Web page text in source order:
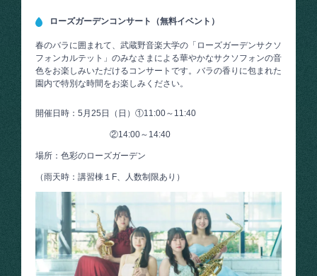
ローズガーデンコンサート（無料イベント）
春のバラに囲まれて、武蔵野音楽大学の「ローズガーデンサクソ
フォンカルテット」のみなさまによる華やかなサクソフォンの音
色をお楽しみいただけるコンサートです。バラの香りに包まれた
園内で特別な時間をお楽しみください。
開催日時：5月25日（日）①11:00～11:40
②14:00～14:40
場所：色彩のローズガーデン
（雨天時：講習棟１F、人数制限あり）